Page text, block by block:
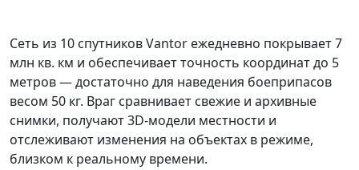
Сеть из 10 спутников Vantor ежедневно покрывает 7
млн кв. км и обеспечивает точность координат до 5
метров — достаточно для наведения боеприпасов
весом 50 кг. Враг сравнивает свежие и архивные
снимки, получают 3D-модели местности и
отслеживают изменения на объектах в режиме,
близком к реальному времени.